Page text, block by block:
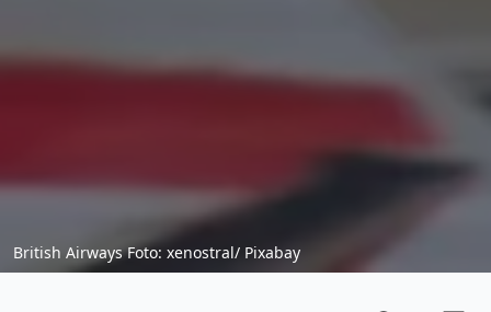
British Airways Foto: xenostral/ Pixabay